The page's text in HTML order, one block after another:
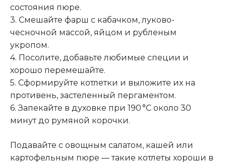
состояния пюре.
3. Смешайте фарш с кабачком, луково-
чесночной массой, яйцом и рубленым
укропом.
4. Посолите, добавьте любимые специи и
хорошо перемешайте.
5. Сформируйте котлетки и выложите их на
противень, застеленный пергаментом.
6. Запекайте в духовке при 190 °C около 30
минут до румяной корочки.
Подавайте с овощным салатом, кашей или
картофельным пюре — такие котлеты хороши в